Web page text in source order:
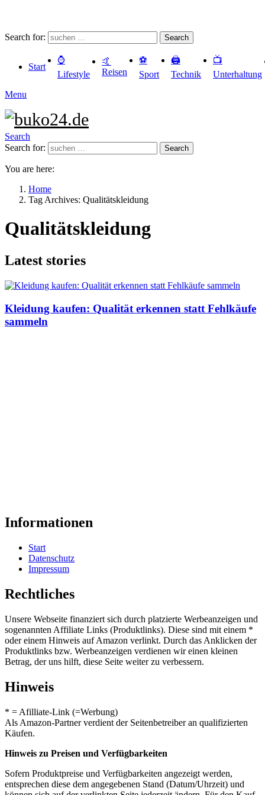
Search for: Search
Start
⌚️
Lifestyle
🤙
Reisen
⚽️
Sport
🖨️
Technik
📺
Unterhaltung
Menu
Search
Search for:
Search
You are here:
Home
Tag Archives: Qualitätskleidung
Qualitätskleidung
Latest stories
Kleidung kaufen: Qualität erkennen statt Fehlkäufe
sammeln
Informationen
Start
Datenschutz
Impressum
Rechtliches
Unsere Webseite finanziert sich durch platzierte Werbeanzeigen und
sogenannten Affiliate Links (Produktlinks). Diese sind mit einem *
oder einem Hinweis auf Amazon verlinkt. Durch das Anklicken der
Produktlinks bzw. Werbeanzeigen verdienen wir einen kleinen
Betrag, der uns hilft, diese Seite weiter zu verbessern.
Hinweis
* = Afilliate-Link (=Werbung)
Als Amazon-Partner verdient der Seitenbetreiber an qualifizierten
Käufen.
Hinweis zu Preisen und Verfügbarkeiten
Sofern Produktpreise und Verfügbarkeiten angezeigt werden,
entsprechen diese dem angegebenen Stand (Datum/Uhrzeit) und